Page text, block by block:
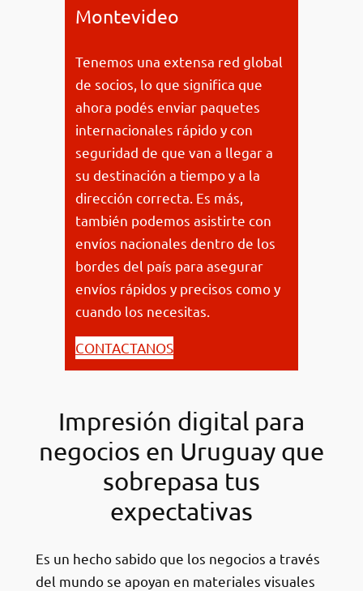
Montevideo
Tenemos una extensa red global
de socios, lo que significa que
ahora podés enviar paquetes
internacionales rápido y con
seguridad de que van a llegar a
su destinación a tiempo y a la
dirección correcta. Es más,
también podemos asistirte con
envíos nacionales dentro de los
bordes del país para asegurar
envíos rápidos y precisos como y
cuando los necesitas.
CONTACTANOS
Impresión digital para
negocios en Uruguay que
sobrepasa tus
expectativas
Es un hecho sabido que los negocios a través
del mundo se apoyan en materiales visuales